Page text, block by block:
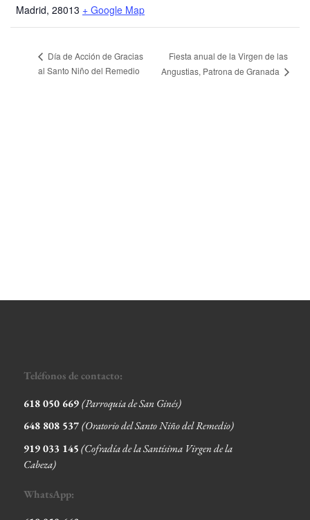
Madrid, 28013 + Google Map
Día de Acción de Gracias
al Santo Niño del Remedio
Fiesta anual de la Virgen de las
Angustias, Patrona de Granada
Teléfonos de contacto:
618 050 669(Parroquia de San Ginés)
648 808 537(Oratorio del Santo Niño del Remedio)
919 033 145 (Cofradía de la Santísima Virgen de la
Cabeza)
WhatsApp: